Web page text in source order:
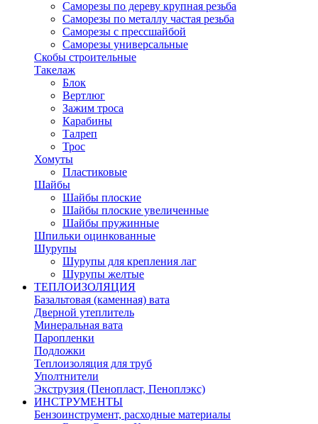
Саморезы по дереву крупная резьба
Саморезы по металлу частая резьба
Саморезы с прессшайбой
Саморезы универсальные
Скобы строительные
Такелаж
Блок
Вертлюг
Зажим троса
Карабины
Талреп
Трос
Хомуты
Пластиковые
Шайбы
Шайбы плоские
Шайбы плоские увеличенные
Шайбы пружинные
Шпильки оцинкованные
Шурупы
Шурупы для крепления лаг
Шурупы желтые
ТЕПЛОИЗОЛЯЦИЯ
Базальтовая (каменная) вата
Дверной утеплитель
Минеральная вата
Паропленки
Подложки
Теплоизоляция для труб
Уполтнители
Экструзия (Пенопласт, Пеноплэкс)
ИНСТРУМЕНТЫ
Бензоинструмент, расходные материалы